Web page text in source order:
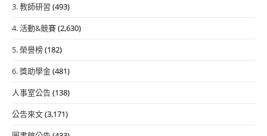
3. 教師研習 (493)
4. 活動&競賽(2,630)
5. 榮譽榜(182)
6. 獎助學金(481)
人事室公告(138)
公告來文(3,171)